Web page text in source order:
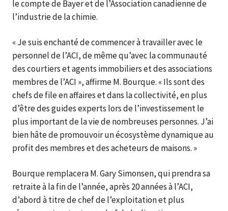
le compte de Bayer et de l’Association canadienne de
l’industrie de la chimie.
« Je suis enchanté de commencer à travailler avec le
personnel de l’ACI, de même qu’avec la communauté
des courtiers et agents immobiliers et des associations
membres de l’ACI », affirme M. Bourque. « Ils sont des
chefs de file en affaires et dans la collectivité, en plus
d’être des guides experts lors de l’investissement le
plus important de la vie de nombreuses personnes. J’ai
bien hâte de promouvoir un écosystème dynamique au
profit des membres et des acheteurs de maisons. »
Bourque remplacera M. Gary Simonsen, qui prendra sa
retraite à la fin de l’année, après 20 années à l’ACI,
d’abord à titre de chef de l’exploitation et plus